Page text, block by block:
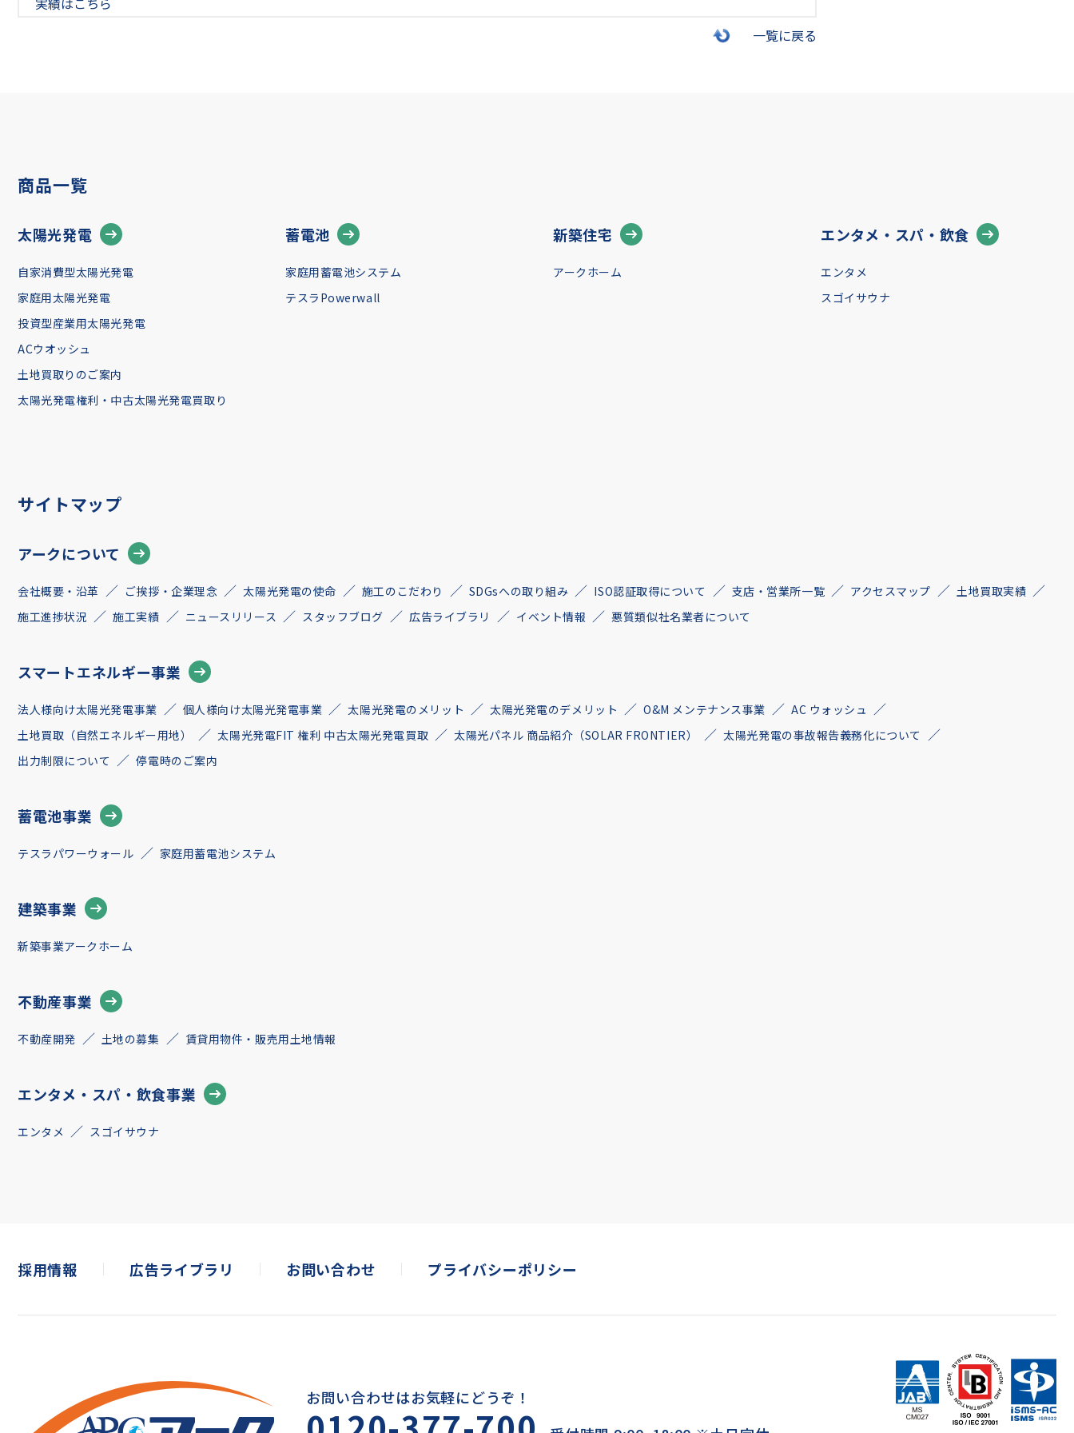
一覧に戻る
商品一覧
太陽光発電
自家消費型太陽光発電
家庭用太陽光発電
投資型産業用太陽光発電
ACウオッシュ
土地買取りのご案内
太陽光発電権利・中古太陽光発電買取り
蓄電池
家庭用蓄電池システム
テスラPowerwall
新築住宅
アークホーム
エンタメ・スパ・飲食
エンタメ
スゴイサウナ
サイトマップ
アークについて
会社概要・沿革 ご挨拶・企業理念 太陽光発電の使命 施工のこだわり SDGsへの取り組み ISO認証取得について 支店・営業所一覧 アクセスマップ
土地買取実績
施工進捗状況
施工実績 ニュースリリース スタッフブログ 広告ライブラリ イベント情報 悪質類似社名業者について
スマートエネルギー事業
法人様向け太陽光発電事業 個人様向け太陽光発電事業 太陽光発電のメリット 太陽光発電のデメリット O&M メンテナンス事業
AC ウォッシュ
土地買取（自然エネルギー用地）
太陽光発電FIT 権利 中古太陽光発電買取 太陽光パネル 商品紹介（SOLAR FRONTIER）
太陽光発電の事故報告義務化について
出力制限について
停電時のご案内
蓄電池事業
テスラパワーウォール 家庭用蓄電池システム
建築事業
新築事業アークホーム
不動産事業
不動産開発 土地の募集 賃貸用物件・販売用土地情報
エンタメ・スパ・飲食事業
エンタメ スゴイサウナ
採用情報 広告ライブラリ お問い合わせ プライバシーポリシー
お問い合わせはお気軽にどうぞ！